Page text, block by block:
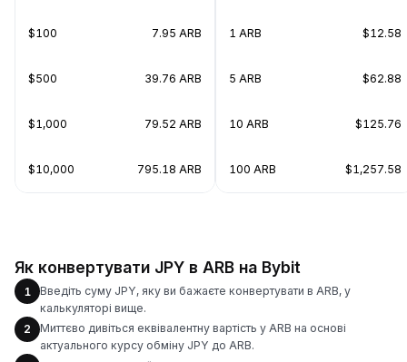
$100 7.95 ARB
$500 39.76 ARB
$1,000 79.52 ARB
$10,000 795.18 ARB
1 ARB $12.58
5 ARB $62.88
10 ARB $125.76
100 ARB $1,257.58
Як конвертувати JPY в ARB на Bybit
1
Введіть суму JPY, яку ви бажаєте конвертувати в ARB, у
калькуляторі вище.
2
Миттєво дивіться еквівалентну вартість у ARB на основі
актуального курсу обміну JPY до ARB.